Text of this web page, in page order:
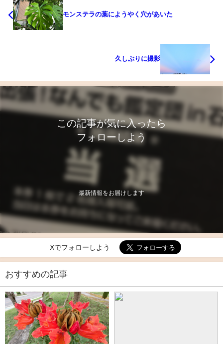
モンステラの葉にようやく穴があいた
久しぶりに撮影
この記事が気に入ったら
フォローしよう
最新情報をお届けします
Xでフォローしよう
おすすめの記事